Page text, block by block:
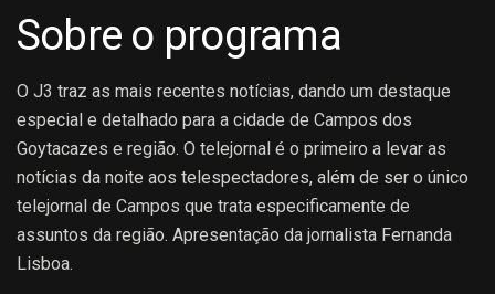
Sobre o programa
O J3 traz as mais recentes notícias, dando um destaque
especial e detalhado para a cidade de Campos dos
Goytacazes e região. O telejornal é o primeiro a levar as
notícias da noite aos telespectadores, além de ser o único
telejornal de Campos que trata especificamente de
assuntos da região. Apresentação da jornalista Fernanda
Lisboa.